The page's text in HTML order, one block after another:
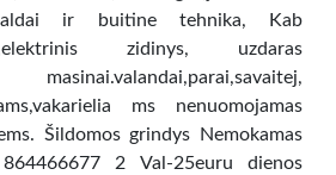
ir buitine tehnika, Kab
zidinys, uzdaras
ms nenuomojamas
Šildomos grindys Nemokamas
864466677 2 Val-25euru dienos